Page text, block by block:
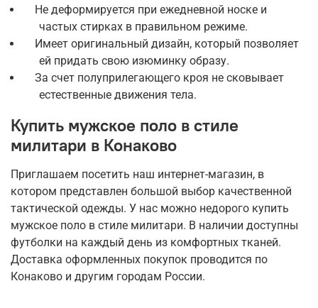
Не деформируется при ежедневной носке и
частых стирках в правильном режиме.
Имеет оригинальный дизайн, который позволяет
ей придать свою изюминку образу.
За счет полуприлегающего кроя не сковывает
естественные движения тела.
Купить мужское поло в стиле
милитари в Конаково
Приглашаем посетить наш интернет-магазин, в
котором представлен большой выбор качественной
тактической одежды. У нас можно недорого купить
мужское поло в стиле милитари. В наличии доступны
футболки на каждый день из комфортных тканей.
Доставка оформленных покупок проводится по
Конаково и другим городам России.